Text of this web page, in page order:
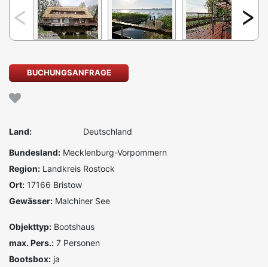
BUCHUNGSANFRAGE
Land: Deutschland
Bundesland: Mecklenburg-Vorpommern
Region: Landkreis Rostock
Ort: 17166 Bristow
Gewässer: Malchiner See
Objekttyp: Bootshaus
max. Pers.: 7 Personen
Bootsbox: ja